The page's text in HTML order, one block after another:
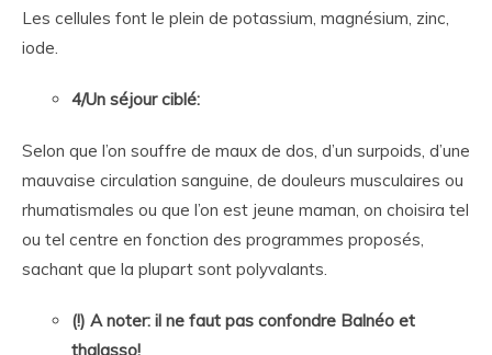
Les cellules font le plein de potassium, magnésium, zinc,
iode.
4/Un séjour ciblé:
Selon que l’on souffre de maux de dos, d’un surpoids, d’une
mauvaise circulation sanguine, de douleurs musculaires ou
rhumatismales ou que l’on est jeune maman, on choisira tel
ou tel centre en fonction des programmes proposés,
sachant que la plupart sont polyvalants.
(!) A noter: il ne faut pas confondre Balnéo et
thalasso!